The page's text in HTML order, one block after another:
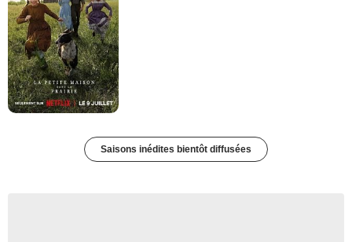
Saisons inédites bientôt diffusées